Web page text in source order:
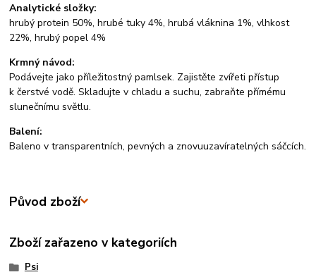
Analytické složky:
hrubý protein 50%, hrubé tuky 4%, hrubá vláknina 1%, vlhkost
22%, hrubý popel 4%
Krmný návod:
Podávejte jako příležitostný pamlsek. Zajistěte zvířeti přístup
k čerstvé vodě. Skladujte v chladu a suchu, zabraňte přímému
slunečnímu světlu.
Balení:
Baleno v transparentních, pevných a znovuuzavíratelných sáčcích.
Původ zboží
Zboží zařazeno v kategoriích
Psi